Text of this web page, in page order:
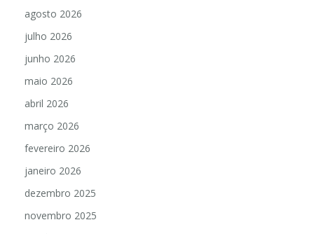
agosto 2026
julho 2026
junho 2026
maio 2026
abril 2026
março 2026
fevereiro 2026
janeiro 2026
dezembro 2025
novembro 2025